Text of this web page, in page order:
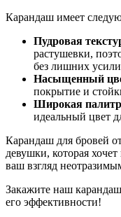
Карандаш имеет
Пудровая
растушевки,
без лишних
Насыщенный
покрытие и
Широкая
идеальный цвет
Карандаш для бровей
девушки, которая
ваш взгляд
Закажите наш
его эффективности!